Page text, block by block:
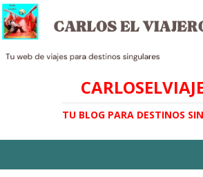
TU BLOG PARA DESTINOS